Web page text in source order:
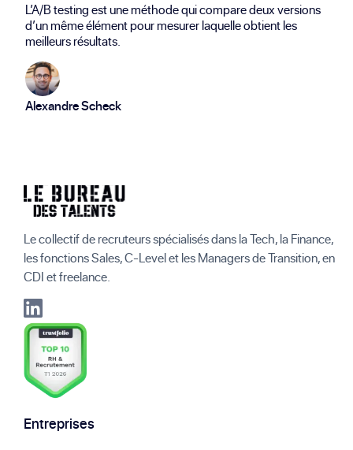
L’A/B testing est une méthode qui compare deux versions
d’un même élément pour mesurer laquelle obtient les
meilleurs résultats.
Alexandre Scheck
Le collectif de recruteurs spécialisés dans la Tech, la Finance,
les fonctions Sales, C-Level et les Managers de Transition, en
CDI et freelance.
Entreprises